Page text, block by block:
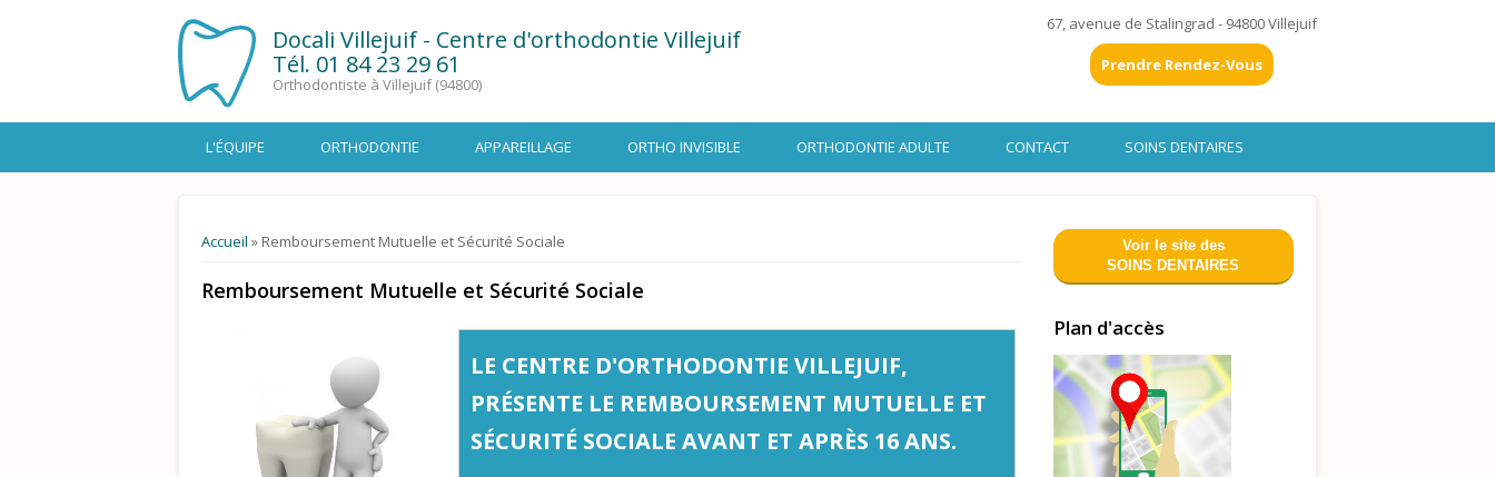
67, avenue de Stalingrad - 94800 Villejuif
Prendre Rendez-Vous
Docali Villejuif - Centre d'orthodontie Villejuif
Tél. 01 84 23 29 61
Orthodontiste à Villejuif (94800)
L'ÉQUIPE ORTHODONTIE APPAREILLAGE ORTHO INVISIBLE ORTHODONTIE ADULTE CONTACT SOINS DENTAIRES
Vous êtes ici
Accueil » Remboursement Mutuelle et Sécurité Sociale
Remboursement Mutuelle et Sécurité Sociale
LE CENTRE D'ORTHODONTIE VILLEJUIF,
PRÉSENTE LE REMBOURSEMENT MUTUELLE ET
SÉCURITÉ SOCIALE AVANT ET APRÈS 16 ANS.
Voir le site des
SOINS DENTAIRES
Plan d'accès